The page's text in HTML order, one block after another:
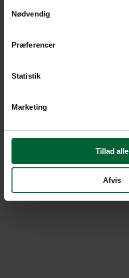
Nødvendig
Præferencer
Statistik
Marketing
Tillad alle
Afvis